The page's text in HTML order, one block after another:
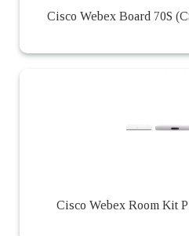
Cisco Webex Board 70S
Cisco Webex Room Kit